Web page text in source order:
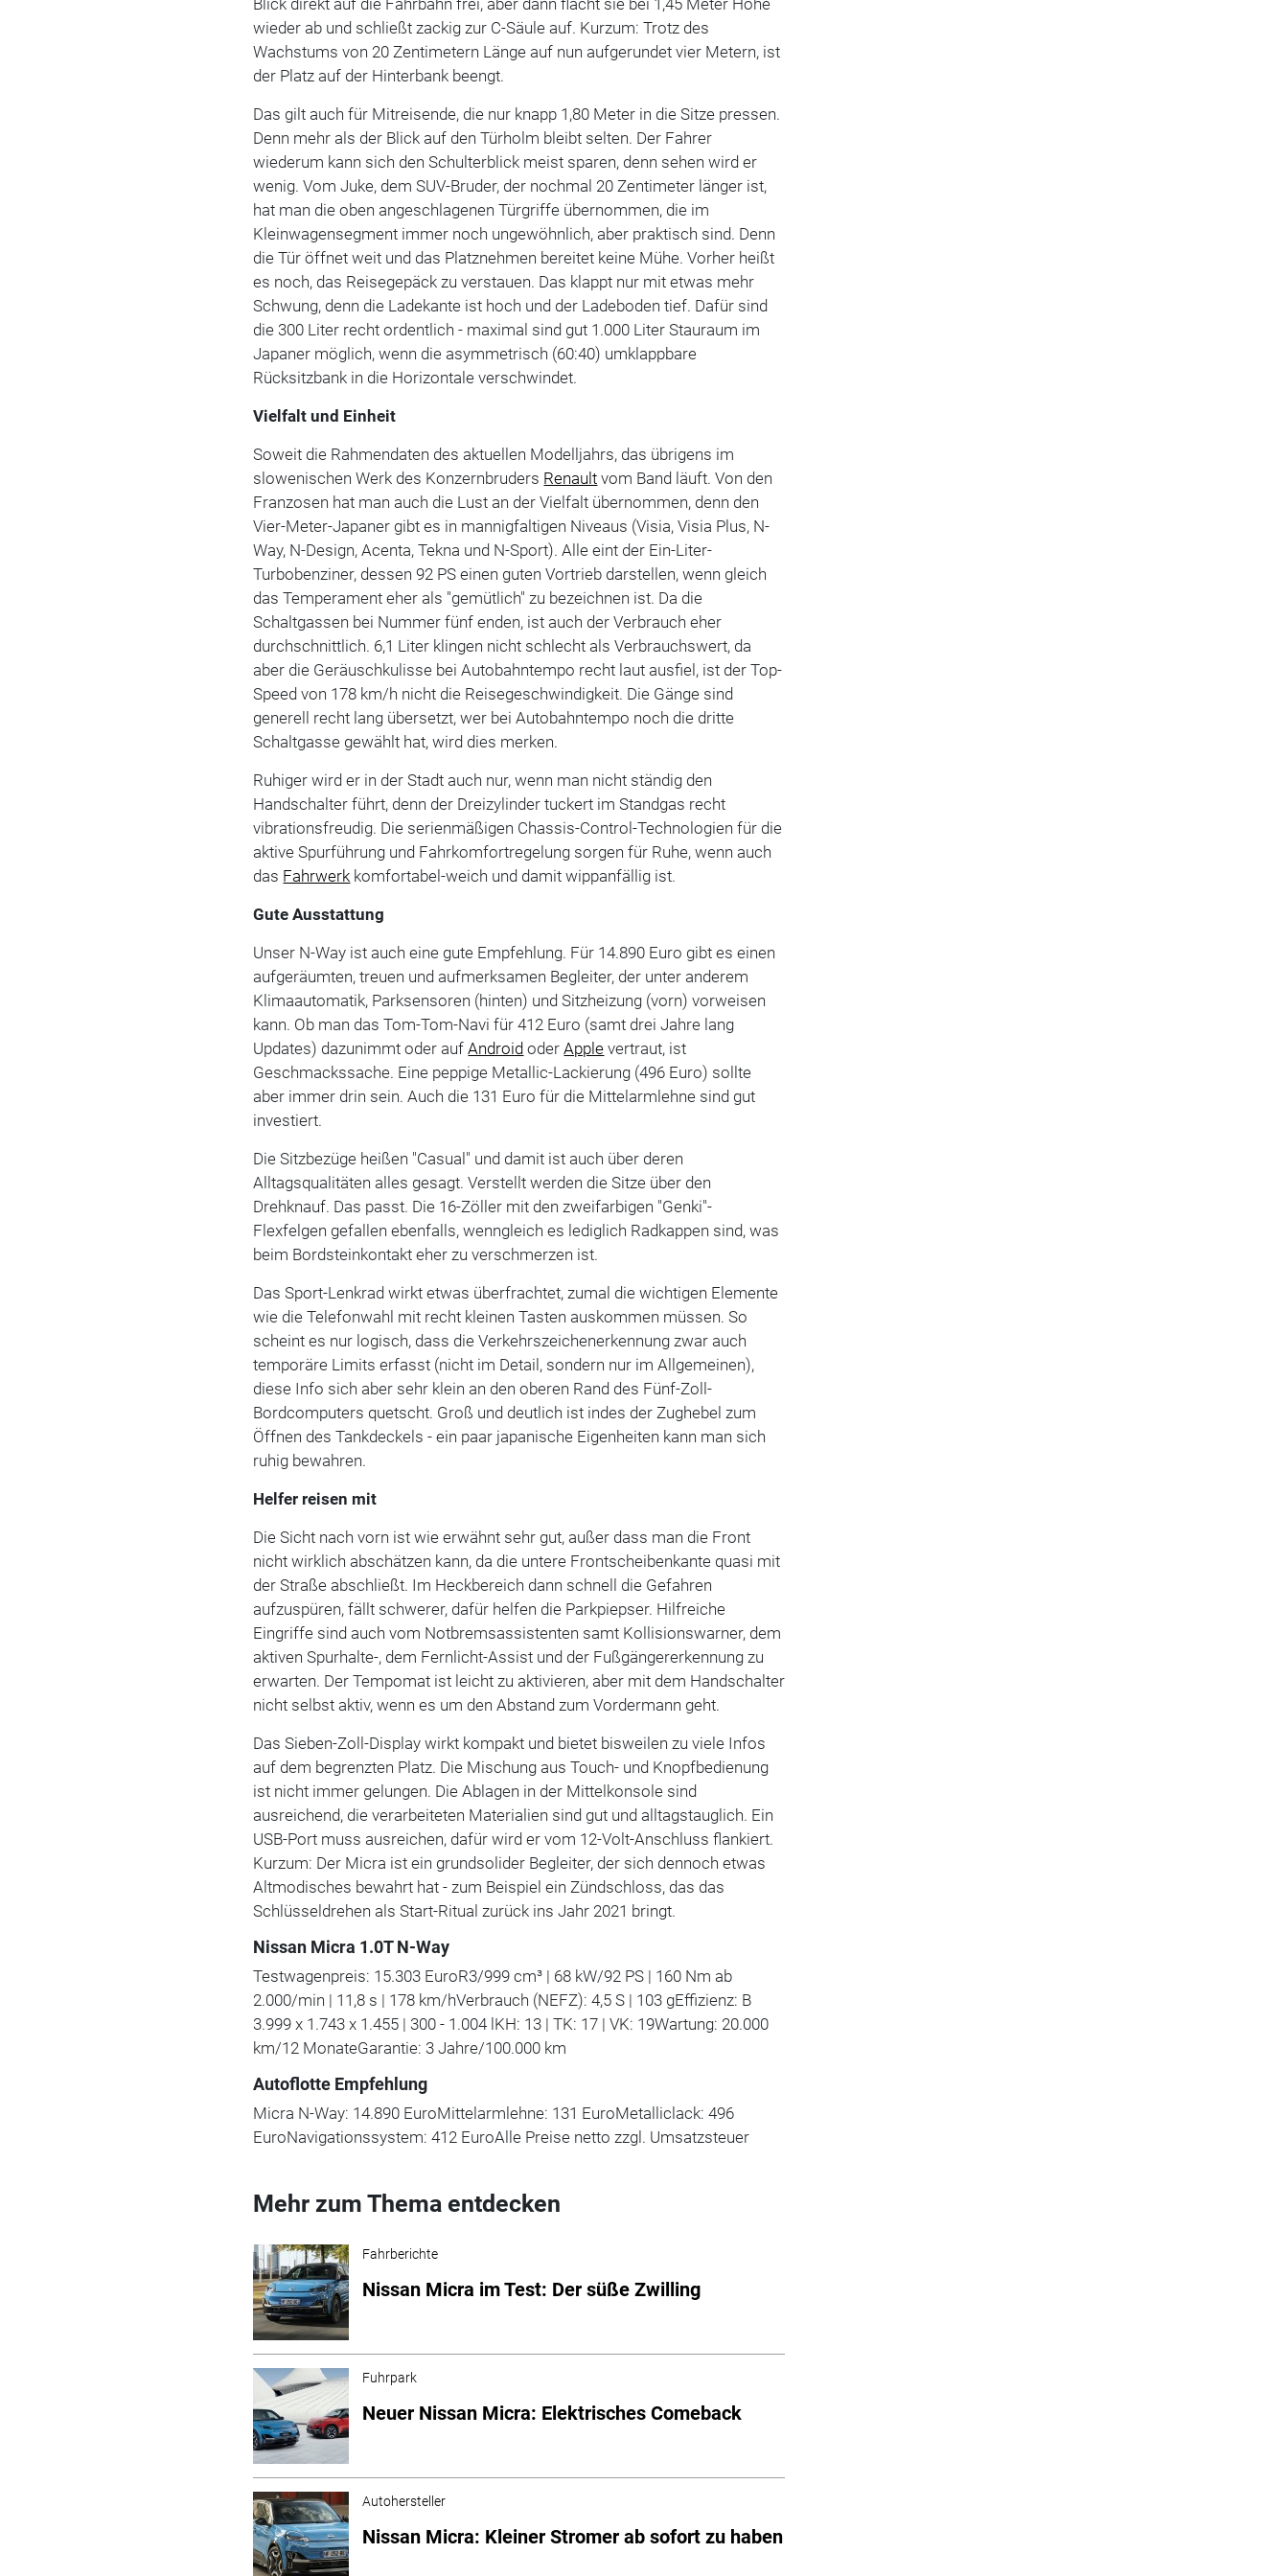
wieder ab und schließt zackig zur C-Säule auf. Kurzum: Trotz des
Wachstums von 20 Zentimetern Länge auf nun aufgerundet vier Metern, ist
der Platz auf der Hinterbank beengt.
Das gilt auch für Mitreisende, die nur knapp 1,80 Meter in die Sitze pressen.
Denn mehr als der Blick auf den Türholm bleibt selten. Der Fahrer
wiederum kann sich den Schulterblick meist sparen, denn sehen wird er
wenig. Vom Juke, dem SUV-Bruder, der nochmal 20 Zentimeter länger ist,
hat man die oben angeschlagenen Türgriffe übernommen, die im
Kleinwagensegment immer noch ungewöhnlich, aber praktisch sind. Denn
die Tür öffnet weit und das Platznehmen bereitet keine Mühe. Vorher heißt
es noch, das Reisegepäck zu verstauen. Das klappt nur mit etwas mehr
Schwung, denn die Ladekante ist hoch und der Ladeboden tief. Dafür sind
die 300 Liter recht ordentlich - maximal sind gut 1.000 Liter Stauraum im
Japaner möglich, wenn die asymmetrisch (60:40) umklappbare
Rücksitzbank in die Horizontale verschwindet.
Vielfalt und Einheit
Soweit die Rahmendaten des aktuellen Modelljahrs, das übrigens im
slowenischen Werk des Konzernbruders Renault vom Band läuft. Von den
Franzosen hat man auch die Lust an der Vielfalt übernommen, denn den
Vier-Meter-Japaner gibt es in mannigfaltigen Niveaus (Visia, Visia Plus, N-
Way, N-Design, Acenta, Tekna und N-Sport). Alle eint der Ein-Liter-
Turbobenziner, dessen 92 PS einen guten Vortrieb darstellen, wenn gleich
das Temperament eher als "gemütlich" zu bezeichnen ist. Da die
Schaltgassen bei Nummer fünf enden, ist auch der Verbrauch eher
durchschnittlich. 6,1 Liter klingen nicht schlecht als Verbrauchswert, da
aber die Geräuschkulisse bei Autobahntempo recht laut ausfiel, ist der Top-
Speed von 178 km/h nicht die Reisegeschwindigkeit. Die Gänge sind
generell recht lang übersetzt, wer bei Autobahntempo noch die dritte
Schaltgasse gewählt hat, wird dies merken.
Ruhiger wird er in der Stadt auch nur, wenn man nicht ständig den
Handschalter führt, denn der Dreizylinder tuckert im Standgas recht
vibrationsfreudig. Die serienmäßigen Chassis-Control-Technologien für die
aktive Spurführung und Fahrkomfortregelung sorgen für Ruhe, wenn auch
das Fahrwerk komfortabel-weich und damit wippanfällig ist.
Gute Ausstattung
Unser N-Way ist auch eine gute Empfehlung. Für 14.890 Euro gibt es einen
aufgeräumten, treuen und aufmerksamen Begleiter, der unter anderem
Klimaautomatik, Parksensoren (hinten) und Sitzheizung (vorn) vorweisen
kann. Ob man das Tom-Tom-Navi für 412 Euro (samt drei Jahre lang
Updates) dazunimmt oder aufAndroid oderApple vertraut, ist
Geschmackssache. Eine peppige Metallic-Lackierung (496 Euro) sollte
aber immer drin sein. Auch die 131 Euro für die Mittelarmlehne sind gut
investiert.
Die Sitzbezüge heißen "Casual" und damit ist auch über deren
Alltagsqualitäten alles gesagt. Verstellt werden die Sitze über den
Drehknauf. Das passt. Die 16-Zöller mit den zweifarbigen "Genki"-
Flexfelgen gefallen ebenfalls, wenngleich es lediglich Radkappen sind, was
beim Bordsteinkontakt eher zu verschmerzen ist.
Das Sport-Lenkrad wirkt etwas überfrachtet, zumal die wichtigen Elemente
wie die Telefonwahl mit recht kleinen Tasten auskommen müssen. So
scheint es nur logisch, dass die Verkehrszeichenerkennung zwar auch
temporäre Limits erfasst (nicht im Detail, sondern nur im Allgemeinen),
diese Info sich aber sehr klein an den oberen Rand des Fünf-Zoll-
Bordcomputers quetscht. Groß und deutlich ist indes der Zughebel zum
Öffnen des Tankdeckels - ein paar japanische Eigenheiten kann man sich
ruhig bewahren.
Helfer reisen mit
Die Sicht nach vorn ist wie erwähnt sehr gut, außer dass man die Front
nicht wirklich abschätzen kann, da die untere Frontscheibenkante quasi mit
der Straße abschließt. Im Heckbereich dann schnell die Gefahren
aufzuspüren, fällt schwerer, dafür helfen die Parkpiepser. Hilfreiche
Eingriffe sind auch vom Notbremsassistenten samt Kollisionswarner, dem
aktiven Spurhalte-, dem Fernlicht-Assist und der Fußgängererkennung zu
erwarten. Der Tempomat ist leicht zu aktivieren, aber mit dem Handschalter
nicht selbst aktiv, wenn es um den Abstand zum Vordermann geht.
Das Sieben-Zoll-Display wirkt kompakt und bietet bisweilen zu viele Infos
auf dem begrenzten Platz. Die Mischung aus Touch- und Knopfbedienung
ist nicht immer gelungen. Die Ablagen in der Mittelkonsole sind
ausreichend, die verarbeiteten Materialien sind gut und alltagstauglich. Ein
USB-Port muss ausreichen, dafür wird er vom 12-Volt-Anschluss flankiert.
Kurzum: Der Micra ist ein grundsolider Begleiter, der sich dennoch etwas
Altmodisches bewahrt hat - zum Beispiel ein Zündschloss, das das
Schlüsseldrehen als Start-Ritual zurück ins Jahr 2021 bringt.
Nissan Micra 1.0T N-Way
Testwagenpreis: 15.303 EuroR3/999 cm³ | 68 kW/92 PS | 160 Nm ab
2.000/min | 11,8 s | 178 km/hVerbrauch (NEFZ): 4,5 S | 103 gEffizienz: B
3.999 x 1.743 x 1.455 | 300 - 1.004 lKH: 13 | TK: 17 | VK: 19Wartung: 20.000
km/12 MonateGarantie: 3 Jahre/100.000 km
Autoflotte Empfehlung
Micra N-Way: 14.890 EuroMittelarmlehne: 131 EuroMetalliclack: 496
EuroNavigationssystem: 412 EuroAlle Preise netto zzgl. Umsatzsteuer
Mehr zum Thema entdecken
Fahrberichte
Nissan Micra im Test: Der süße Zwilling
Fuhrpark
Neuer Nissan Micra: Elektrisches Comeback
Autohersteller
Nissan Micra: Kleiner Stromer ab sofort zu haben